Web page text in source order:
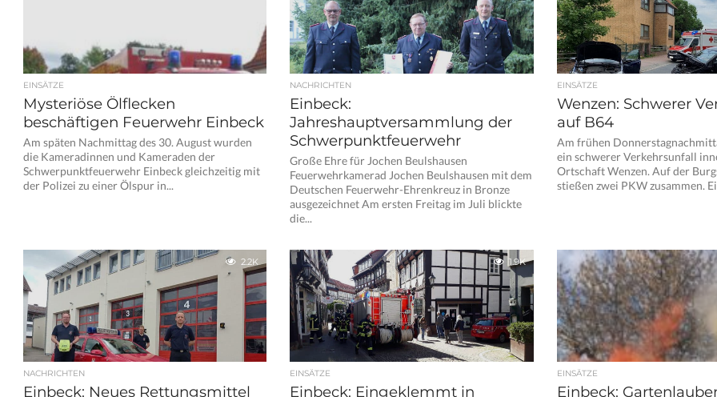
EINSÄTZE
Mysteriöse Ölflecken
beschäftigen Feuerwehr Einbeck
Am späten Nachmittag des 30. August wurden
die Kameradinnen und Kameraden der
Schwerpunktfeuerwehr Einbeck gleichzeitig mit
der Polizei zu einer Ölspur in...
NACHRICHTEN
Einbeck:
Jahreshauptversammlung der
Schwerpunktfeuerwehr
Große Ehre für Jochen Beulshausen
Feuerwehrkamerad Jochen Beulshausen mit dem
Deutschen Feuerwehr-Ehrenkreuz in Bronze
ausgezeichnet Am ersten Freitag im Juli blickte
die...
EINSÄTZE
Wenzen: Schwerer
auf B64
Am frühen
ein schwerer Verkehrsunfall
Ortschaft Wenzen. Auf der
stießen zwei PKW zusammen.
2.2K
NACHRICHTEN
Einbeck: Neues Rettungsmittel
1.9K
EINSÄTZE
Einbeck: Eingeklemmt in
EINSÄTZE
Einbeck: